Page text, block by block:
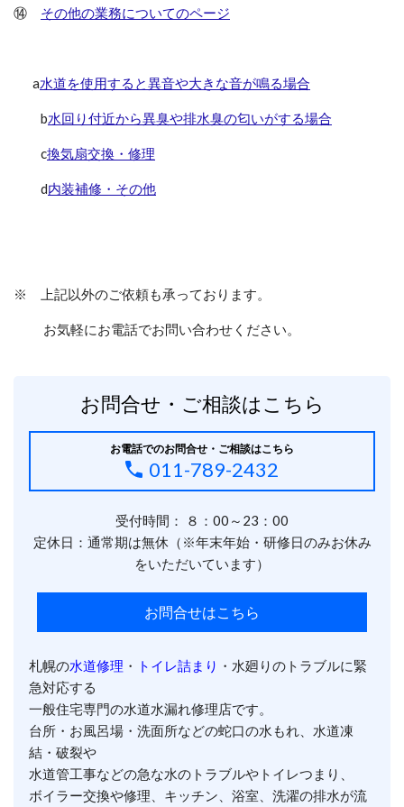
⑭ その他の業務についてのページ
a水道を使用すると異音や大きな音が鳴る場合
b水回り付近から異臭や排水臭の匂いがする場合
c換気扇交換・修理
d内装補修・その他
※ 上記以外のご依頼も承っております。
お気軽にお電話でお問い合わせください。
お問合せ・ご相談はこちら
お電話でのお問合せ・ご相談はこちら
011-789-2432
受付時間： ８：00～23：00
定休日：通常期は無休（※年末年始・研修日のみお休み
をいただいています）
お問合せはこちら
札幌の水道修理 ・ トイレ詰まり ・水廻りのトラブルに緊
急対応する
一般住宅専門の水道水漏れ修理店です。
台所・お風呂場・洗面所などの蛇口の水もれ、水道凍
結・破裂や
水道管工事などの急な水のトラブルやトイレつまり、
ボイラー交換や修理、キッチン、浴室、洗濯の排水が流